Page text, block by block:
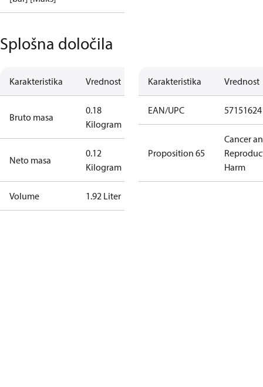
Splošna določila
Karakteristika Vrednost
Bruto masa
0.18
Kilogram
Neto masa
0.12
Kilogram
Volume 1.92 Liter
Karakteristika Vrednost
EAN/UPC
Proposition 65
Cancer
Harm